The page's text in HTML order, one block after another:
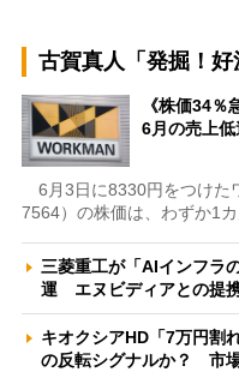
古賀真人「発掘！好
《株価34％
6月の売上
6月3日に8330円をつけた
7564）の株価は、わずか1
三菱重工が「AIインフラ
運 エヌビディアとの提
キオクシアHD「7万円割
の反転シグナルか？ 市